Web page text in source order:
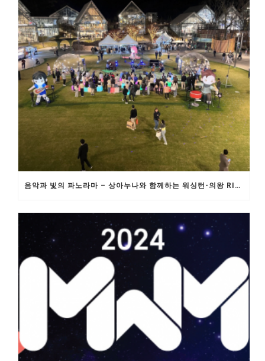
음악과 빛의 파노라마 – 상아누나와 함께하는 워싱턴-의왕 RIMA 의 초저지연 5G 원격 콘서트